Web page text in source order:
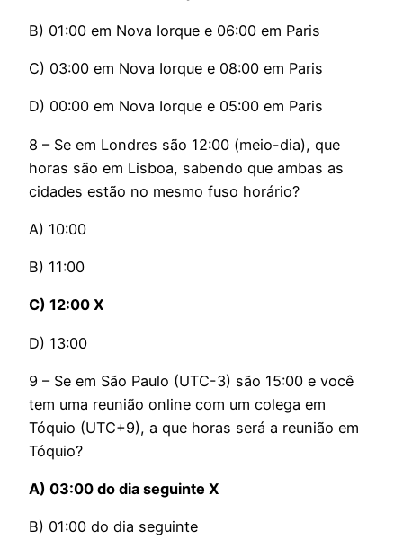
B) 01:00 em Nova Iorque e 06:00 em Paris
C) 03:00 em Nova Iorque e 08:00 em Paris
D) 00:00 em Nova Iorque e 05:00 em Paris
8 – Se em Londres são 12:00 (meio-dia), que
horas são em Lisboa, sabendo que ambas as
cidades estão no mesmo fuso horário?
A) 10:00
B) 11:00
C) 12:00 X
D) 13:00
9 – Se em São Paulo (UTC-3) são 15:00 e você
tem uma reunião online com um colega em
Tóquio (UTC+9), a que horas será a reunião em
Tóquio?
A) 03:00 do dia seguinte X
B) 01:00 do dia seguinte